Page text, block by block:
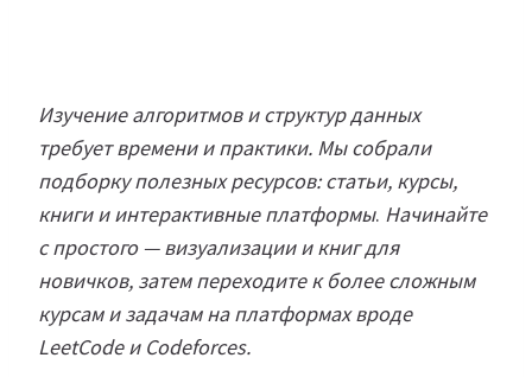
Изучение алгоритмов и структур данных
требует времени и практики. Мы собрали
подборку полезных ресурсов: статьи, курсы,
книги и интерактивные платформы. Начинайте
с простого — визуализации и книг для
новичков, затем переходите к более сложным
курсам и задачам на платформах вроде
LeetCode и Codeforces.